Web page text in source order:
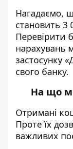
Нагадаємо,
становить 3
Перевірити
нарахувань
застосунку
свого банку.
На що
Отримані
Проте їх
важливих